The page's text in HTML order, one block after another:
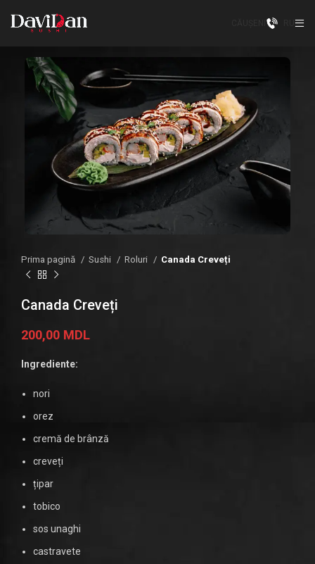
Prima pagină Sushi Roluri Canada Creveți
Canada Creveți
200,00 MDL
Ingrediente:
nori
orez
cremă de brânză
creveți
țipar
tobico
sos unaghi
castravete